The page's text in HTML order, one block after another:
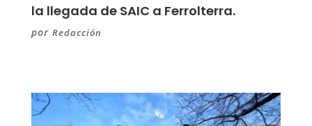
la llegada de SAIC a Ferrolterra.
por Redacción